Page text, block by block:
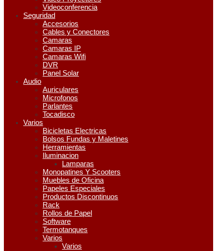
Videoconferencia
Seguridad
Accesorios
Cables y Conectores
Camaras
Camaras IP
Camaras Wifi
DVR
Panel Solar
Audio
Auriculares
Microfonos
Parlantes
Tocadisco
Varios
Bicicletas Electricas
Bolsos Fundas y Maletines
Herramientas
Iluminacion
Lamparas
Monopatines Y Scooters
Muebles de Oficina
Papeles Especiales
Productos Discontinuos
Rack
Rollos de Papel
Software
Termotanques
Varios
Varios